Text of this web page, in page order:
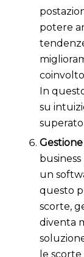
potere
In
su
superato.
un
questo
scorte,
diventa
le